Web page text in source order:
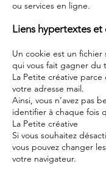
ou services en ligne.
Liens hypertextes et
Un cookie est un
qui vous fait gagner du
La Petite créative parce
votre adresse mail.
Ainsi, vous n’avez pas
identifier à chaque fois
La Petite créative
Si vous souhaitez
vous pouvez changer
votre navigateur.